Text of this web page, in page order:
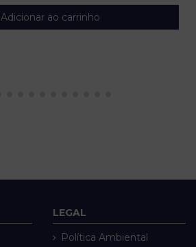
Adicionar ao carrinho
LEGAL
Política Ambiental